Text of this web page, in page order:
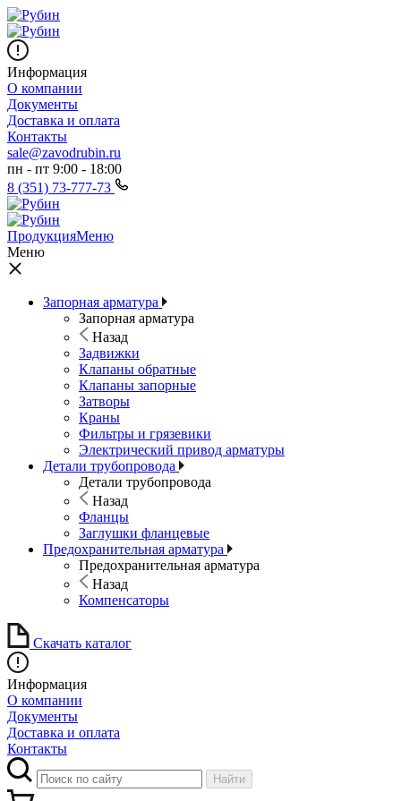
Информация
О компании
Документы
Доставка и оплата
Контакты
sale@zavodrubin.ru
пн - пт 9:00 - 18:00
8 (351) 73-777-73
ПродукцияМеню
Меню
Запорная арматура
Запорная арматура
Назад
Задвижки
Клапаны обратные
Клапаны запорные
Затворы
Краны
Фильтры и грязевики
Электрический привод арматуры
Детали трубопровода
Детали трубопровода
Назад
Фланцы
Заглушки фланцевые
Предохранительная арматура
Предохранительная арматура
Назад
Компенсаторы
Скачать каталог
Информация
О компании
Документы
Доставка и оплата
Контакты
Найти